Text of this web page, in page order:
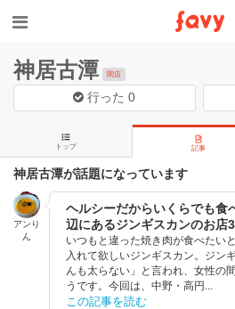
神居古潭 閉店
行った0
トップ 記事
神居古潭が話題になっています
アンり
ん
ヘルシーだからいくらでも食
辺にあるジンギスカンのお店
いつもと違った焼き肉が食べたい
入れて欲しいジンギスカン。ジン
んも太らない」と言われ、女性の
うです。今回は、中野・高円...
この記事を読む